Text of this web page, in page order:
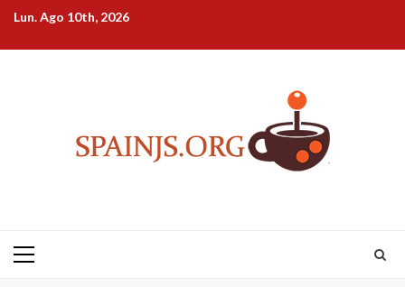
Skip
content
Lun. Ago 10th, 2026
Primary